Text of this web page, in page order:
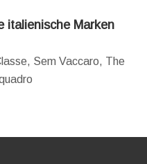
italienische Marken
Sem Vaccaro, The